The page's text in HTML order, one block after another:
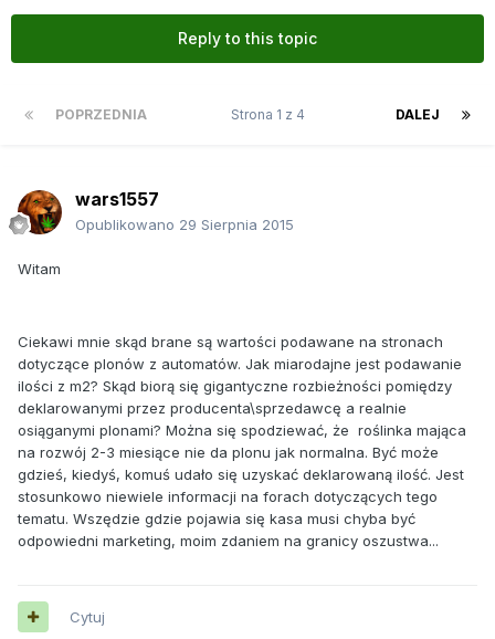
Reply to this topic
POPRZEDNIA DALEJ
Strona 1 z 4
wars1557
Opublikowano 29 Sierpnia 2015
Witam
Ciekawi mnie skąd brane są wartości podawane na stronach
dotyczące plonów z automatów. Jak miarodajne jest podawanie
ilości z m2? Skąd biorą się gigantyczne rozbieżności pomiędzy
deklarowanymi przez producenta\sprzedawcę a realnie
osiąganymi plonami? Można się spodziewać, że roślinka mająca
na rozwój 2-3 miesiące nie da plonu jak normalna. Być może
gdzieś, kiedyś, komuś udało się uzyskać deklarowaną ilość. Jest
stosunkowo niewiele informacji na forach dotyczących tego
tematu. Wszędzie gdzie pojawia się kasa musi chyba być
odpowiedni marketing, moim zdaniem na granicy oszustwa...
Cytuj